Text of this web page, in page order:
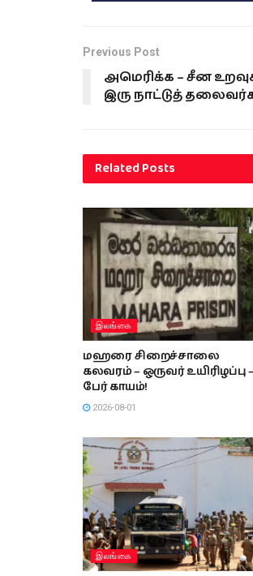
Previous Post
அமெரிக்க – சீன
இரு நாட்டுத்
RelatedPosts
இலங்கை
மஹரை சிறைச்சாலை
கலவரம் – ஒருவர் உயிரிழப்பு
பேர் காயம்!
2026-08-01
இலங்கை